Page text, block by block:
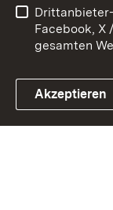
Link zum
Impressum
Facebook, X
gesamten
Akzeptieren